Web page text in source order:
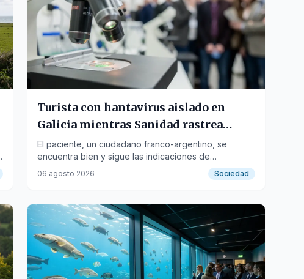
Turista con hantavirus aislado en
Galicia mientras Sanidad rastrea
contactos
El paciente, un ciudadano franco-argentino, se
encuentra bien y sigue las indicaciones de
aislamiento tras dar positivo en Francia.
06 agosto 2026 Sociedad